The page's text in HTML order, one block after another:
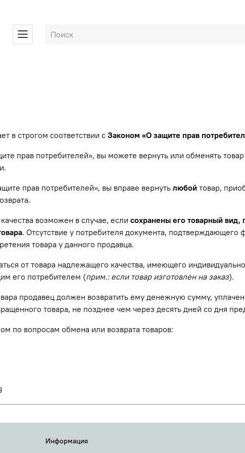
в строгом соответствии с Законом «О защите прав
прав потребителей», вы можете вернуть или обменять товар
прав потребителей», вы вправе вернуть любой товар,
возможен в случае, если сохранены его товарный вид,
. Отсутствие у потребителя документа, подтверждающего
товара у данного продавца.
от товара надлежащего качества, имеющего
его потребителем (прим.: если товар изготовлен на заказ).
продавец должен возвратить ему денежную сумму,
товара, не позднее чем через десять дней со дня
по вопросам обмена или возврата товаров:
Информация